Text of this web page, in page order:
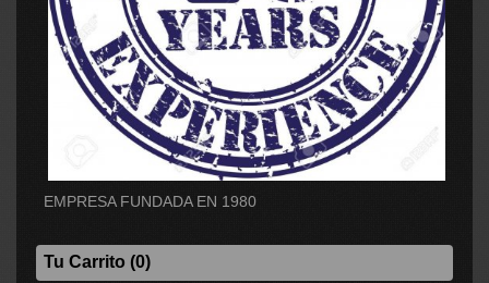
EMPRESA FUNDADA EN 1980
Tu Carrito (0)